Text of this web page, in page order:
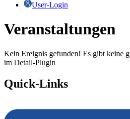
User-Login
Veranstaltungen
Kein Ereignis gefunden! Es gibt keine
im Detail-Plugin
Quick-Links